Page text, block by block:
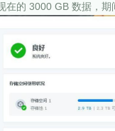
在的 3000 GB 数据，